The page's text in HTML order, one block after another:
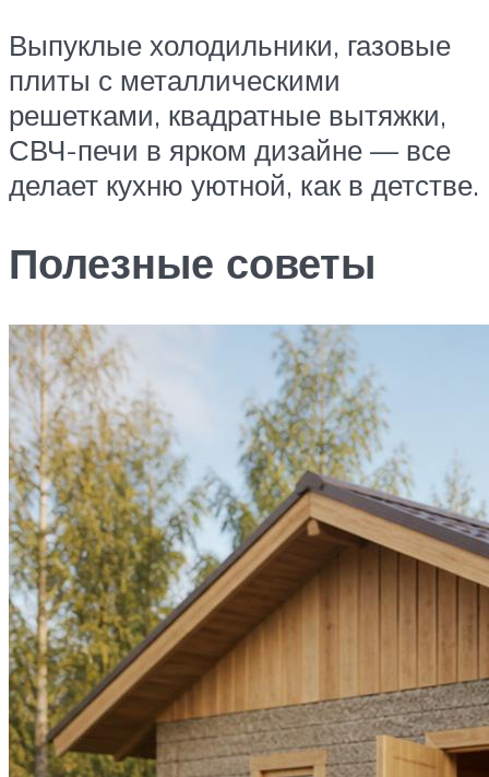
Выпуклые холодильники, газовые
плиты с металлическими
решетками, квадратные вытяжки,
СВЧ-печи в ярком дизайне — все
делает кухню уютной, как в детстве.
Полезные советы